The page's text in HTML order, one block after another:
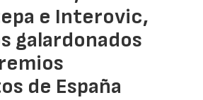
e Interovic,
galardonados
de España